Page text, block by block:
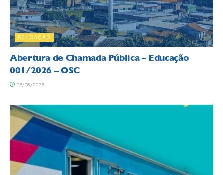
EDUCAÇÃO
Abertura de Chamada Pública – Educação
001/2026 – OSC
05/08/2026